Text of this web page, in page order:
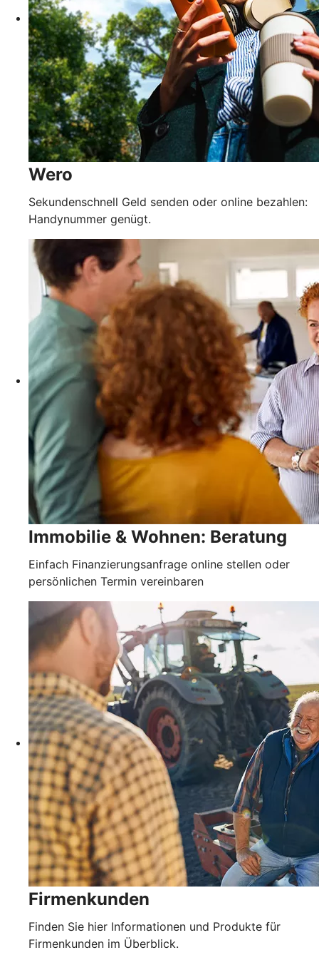
Wero
Sekundenschnell Geld senden oder online bezahlen:
Handynummer genügt.
Immobilie & Wohnen: Beratung
Einfach Finanzierungsanfrage online stellen oder
persönlichen Termin vereinbaren
Firmenkunden
Finden Sie hier Informationen und Produkte für
Firmenkunden im Überblick.